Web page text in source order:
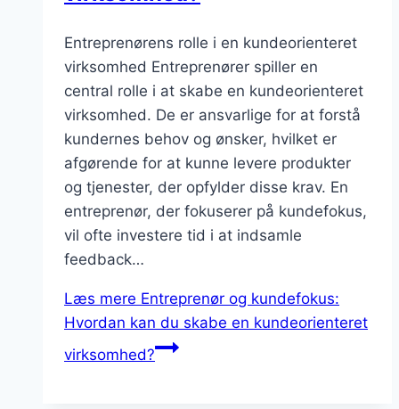
Entreprenørens rolle i en kundeorienteret
virksomhed Entreprenører spiller en
central rolle i at skabe en kundeorienteret
virksomhed. De er ansvarlige for at forstå
kundernes behov og ønsker, hvilket er
afgørende for at kunne levere produkter
og tjenester, der opfylder disse krav. En
entreprenør, der fokuserer på kundefokus,
vil ofte investere tid i at indsamle
feedback…
Læs mere Entreprenør og kundefokus:
Hvordan kan du skabe en kundeorienteret
virksomhed?